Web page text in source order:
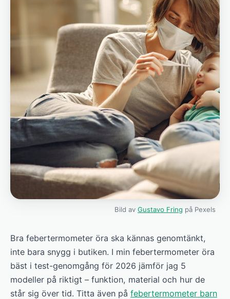
Bild av Gustavo Fring på Pexels
Bra febertermometer öra ska kännas genomtänkt,
inte bara snygg i butiken. I min febertermometer öra
bäst i test-genomgång för 2026 jämför jag 5
modeller på riktigt – funktion, material och hur de
står sig över tid. Titta även på febertermometer barn